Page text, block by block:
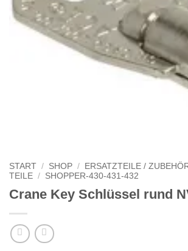
START / SHOP / ERSATZTEILE /
TEILE / SHOPPER-430-431-432
Crane Key Schlüssel rund